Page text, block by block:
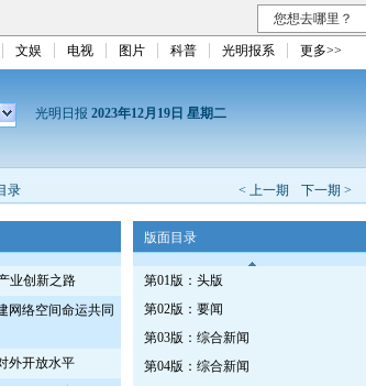
您想去哪里？
文娱 电视 图片 科普 光明报系 更多>>
光明日报 2023年12月19日 星期二
< 上一期 下一期 >
录
业创新之路
网络空间命运共同
外开放水平
版面目录
第01版：头版
第02版：要闻
第03版：综合新闻
第04版：综合新闻